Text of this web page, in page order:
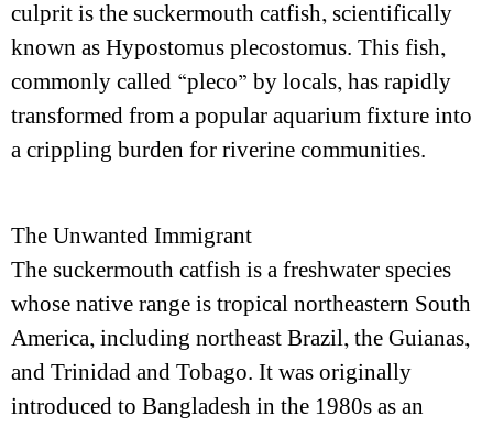
culprit is the suckermouth catfish, scientifically
known as Hypostomus plecostomus. This fish,
commonly called “pleco” by locals, has rapidly
transformed from a popular aquarium fixture into
a crippling burden for riverine communities.
The Unwanted Immigrant
The suckermouth catfish is a freshwater species
whose native range is tropical northeastern South
America, including northeast Brazil, the Guianas,
and Trinidad and Tobago. It was originally
introduced to Bangladesh in the 1980s as an